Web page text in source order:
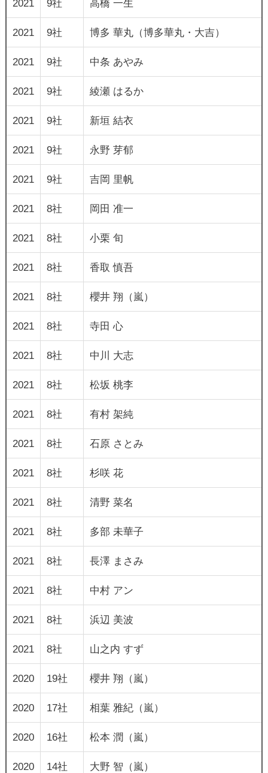
2021 9社 高橋 一生
2021 9社 博多 華丸（博多華丸・大吉）
2021 9社 中条 あやみ
2021 9社 綾瀬 はるか
2021 9社 新垣 結衣
2021 9社 永野 芽郁
2021 9社 吉岡 里帆
2021 8社 岡田 准一
2021 8社 小栗 旬
2021 8社 香取 慎吾
2021 8社 櫻井 翔（嵐）
2021 8社 寺田 心
2021 8社 中川 大志
2021 8社 松坂 桃李
2021 8社 有村 架純
2021 8社 石原 さとみ
2021 8社 杉咲 花
2021 8社 清野 菜名
2021 8社 多部 未華子
2021 8社 長澤 まさみ
2021 8社 中村 アン
2021 8社 浜辺 美波
2021 8社 山之内 すず
2020 19社 櫻井 翔（嵐）
2020 17社 相葉 雅紀（嵐）
2020 16社 松本 潤（嵐）
2020 14社 大野 智（嵐）